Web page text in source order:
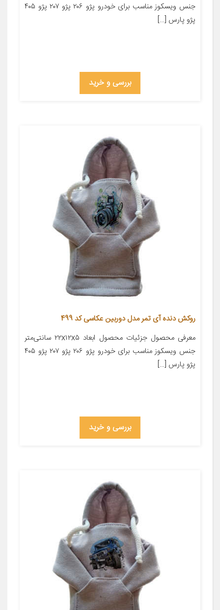
جنس ویسکوز مناسب برای خودرو پژو ۲۰۶ پژو ۲۰۷ پژو ۴۰۵
پژو پارس […]
بررسی و خرید
روکش دنده آی تمر مدل دوربین عکاسی کد 499
معرفی محصول جزئیات محصول ابعاد ۲۲x۱۲x۵ سانتی‌متر
جنس ویسکوز مناسب برای خودرو پژو ۲۰۶ پژو ۲۰۷ پژو ۴۰۵
پژو پارس […]
بررسی و خرید